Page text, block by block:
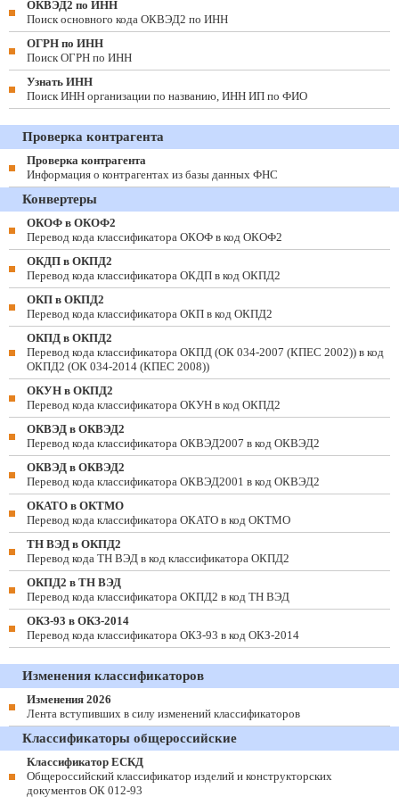
ОКВЭД2 по ИНН
Поиск основного кода ОКВЭД2 по ИНН
ОГРН по ИНН
Поиск ОГРН по ИНН
Узнать ИНН
Поиск ИНН организации по названию, ИНН ИП по ФИО
Проверка контрагента
Проверка контрагента
Информация о контрагентах из базы данных ФНС
Конвертеры
ОКОФ в ОКОФ2
Перевод кода классификатора ОКОФ в код ОКОФ2
ОКДП в ОКПД2
Перевод кода классификатора ОКДП в код ОКПД2
ОКП в ОКПД2
Перевод кода классификатора ОКП в код ОКПД2
ОКПД в ОКПД2
Перевод кода классификатора ОКПД (ОК 034-2007 (КПЕС 2002)) в код
ОКПД2 (ОК 034-2014 (КПЕС 2008))
ОКУН в ОКПД2
Перевод кода классификатора ОКУН в код ОКПД2
ОКВЭД в ОКВЭД2
Перевод кода классификатора ОКВЭД2007 в код ОКВЭД2
ОКВЭД в ОКВЭД2
Перевод кода классификатора ОКВЭД2001 в код ОКВЭД2
ОКАТО в ОКТМО
Перевод кода классификатора ОКАТО в код ОКТМО
ТН ВЭД в ОКПД2
Перевод кода ТН ВЭД в код классификатора ОКПД2
ОКПД2 в ТН ВЭД
Перевод кода классификатора ОКПД2 в код ТН ВЭД
ОКЗ-93 в ОКЗ-2014
Перевод кода классификатора ОКЗ-93 в код ОКЗ-2014
Изменения классификаторов
Изменения 2026
Лента вступивших в силу изменений классификаторов
Классификаторы общероссийские
Классификатор ЕСКД
Общероссийский классификатор изделий и конструкторских
документов ОК 012-93